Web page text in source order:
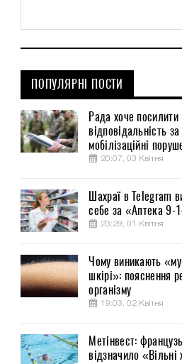
ПОПУЛЯРНІ ПОСТИ
Рада хоче посилити
відповідальність за
мобілізаційні
20:07, 03 Квітня
Шахраї в Telegram
себе за «Аптека 9-
23:29, 01 Квітня
Чому виникають
шкірі»: пояснення
організму
19:03, 02 Квітня
Метінвест:
відзначило «Вільні